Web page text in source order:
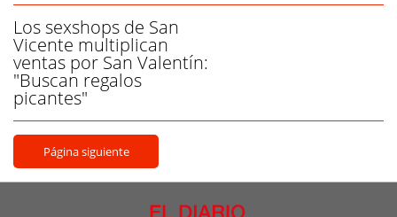
Los sexshops de San
Vicente multiplican
ventas por San Valentín:
"Buscan regalos
picantes"
Página siguiente